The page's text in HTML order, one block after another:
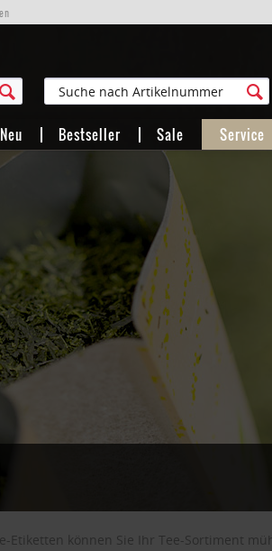
Neu Bestseller Sale Service
können Sie Ihr Tee-Sortiment